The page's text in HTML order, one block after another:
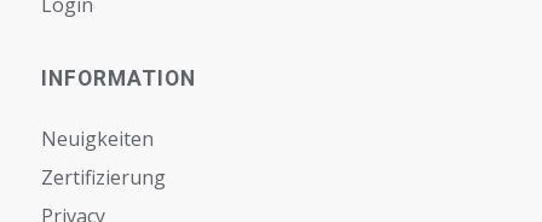
INFORMATION
Neuigkeiten
Zertifizierung
Privacy